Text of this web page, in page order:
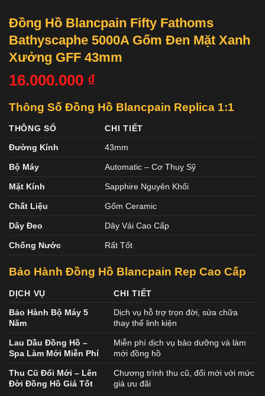
Đồng Hồ Blancpain Fifty Fathoms
Bathyscaphe 5000A Gốm Đen Mặt Xanh
Xưởng GFF 43mm
16.000.000 ₫
Thông Số Đồng Hồ Blancpain Replica 1:1
THÔNG SỐ
CHI TIẾT
Đường Kính
43mm
Bộ Máy Automatic – Cơ Thuỵ Sỹ
Mặt Kính Sapphire Nguyên Khối
Chất Liệu Gốm Ceramic
Dây Đeo Dây Vải Cao Cấp
Chống Nước Rất Tốt
Bảo Hành Đồng Hồ Blancpain Rep Cao Cấp
DỊCH VỤ
CHI TIẾT
Bảo Hành Bộ Máy 5
Năm
Dịch vụ hỗ trợ trọn đời, sửa chữa
thay thế linh kiện
Lau Dầu Đồng Hồ –
Spa Làm Mới Miễn Phí
Miễn phí dịch vụ bảo dưỡng và làm
mới đồng hồ
Thu Cũ Đổi Mới – Lên
Đời Đồng Hồ Giá Tốt
Chương trình thu cũ, đổi mới với mức
giá ưu đãi